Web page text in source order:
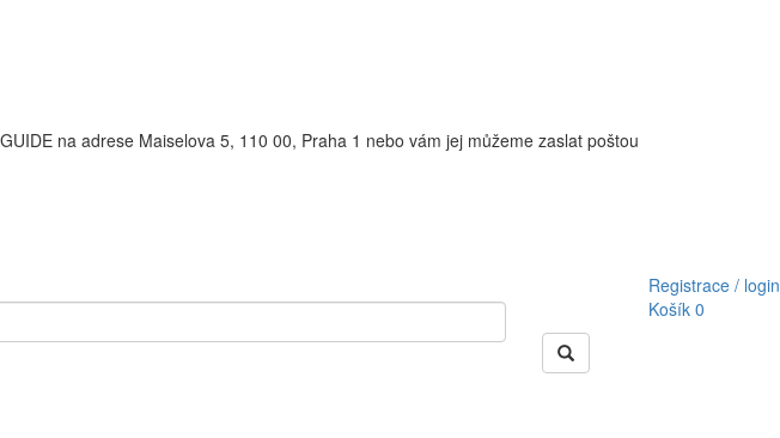
na adrese Maiselova 5, 110 00, Praha 1 nebo vám jej můžeme zaslat poštou
Registrace / login
Košík 0